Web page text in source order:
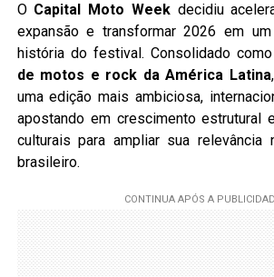
O Capital Moto Weekdecidiu
expansão e transformar 2026 em
história do festival. Consolidado como
de motos e rock da América Latina
uma edição mais ambiciosa,
apostando em crescimento estrutural
culturais para ampliar sua relevância
brasileiro.